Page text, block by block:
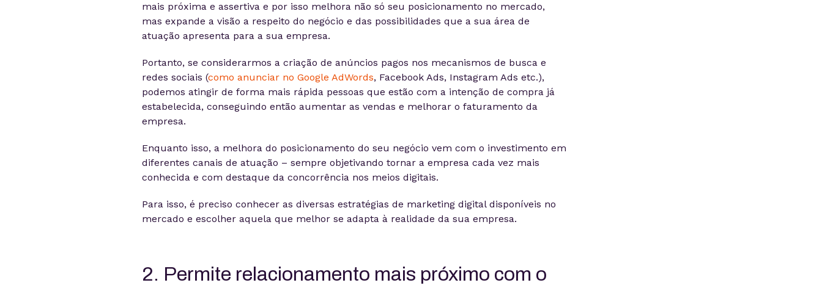
mais próxima e assertiva e por isso melhora não só seu posicionamento no mercado,
mas expande a visão a respeito do negócio e das possibilidades que a sua área de
atuação apresenta para a sua empresa.
Portanto, se considerarmos a criação de anúncios pagos nos mecanismos de busca e
redes sociais (como anunciar no Google AdWords, Facebook Ads, Instagram Ads etc.),
podemos atingir de forma mais rápida pessoas que estão com a intenção de compra já
estabelecida, conseguindo então aumentar as vendas e melhorar o faturamento da
empresa.
Enquanto isso, a melhora do posicionamento do seu negócio vem com o investimento em
diferentes canais de atuação – sempre objetivando tornar a empresa cada vez mais
conhecida e com destaque da concorrência nos meios digitais.
Para isso, é preciso conhecer as diversas estratégias de marketing digital disponíveis no
mercado e escolher aquela que melhor se adapta à realidade da sua empresa.
2. Permite relacionamento mais próximo com o